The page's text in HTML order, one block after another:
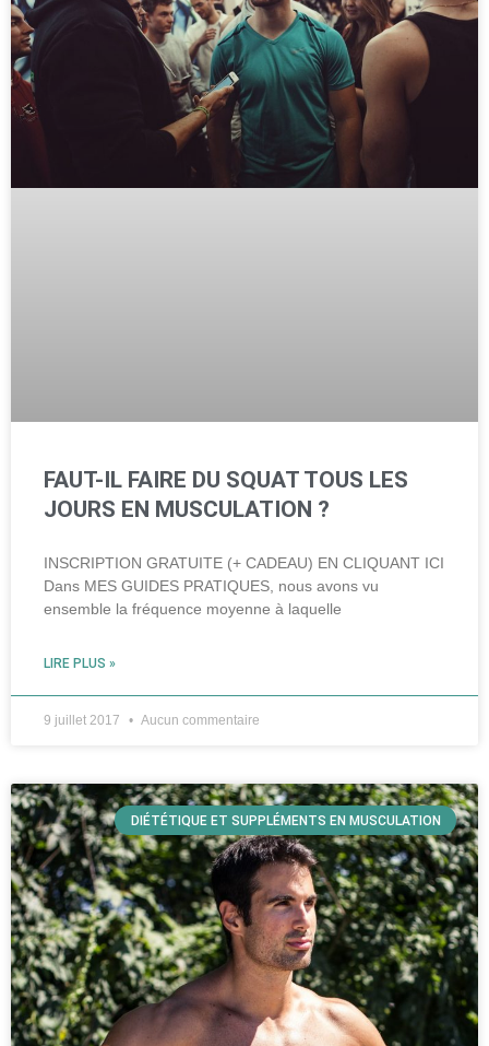
FAUT-IL FAIRE DU SQUAT TOUS LES
JOURS EN MUSCULATION ?
INSCRIPTION GRATUITE (+ CADEAU) EN CLIQUANT ICI
Dans MES GUIDES PRATIQUES, nous avons vu
ensemble la fréquence moyenne à laquelle
LIRE PLUS »
9 juillet 2017 Aucun commentaire
DIÉTÉTIQUE ET SUPPLÉMENTS EN MUSCULATION